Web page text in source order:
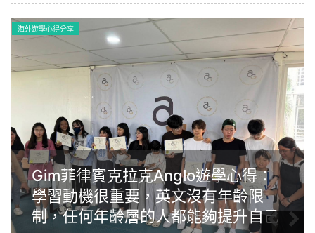
海外遊學心得分享
Wendy的菲律賓宿霧IMS遊學心得：
追尋語言與人生轉捩點之旅